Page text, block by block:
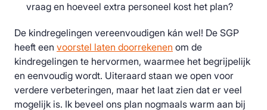
vraag en hoeveel extra personeel kost het plan?
De kindregelingen vereenvoudigen kán wel! De SGP
heeft een voorstel laten doorrekenen om de
kindregelingen te hervormen, waarmee het begrijpelijk
en eenvoudig wordt. Uiteraard staan we open voor
verdere verbeteringen, maar het laat zien dat er veel
mogelijk is. Ik beveel ons plan nogmaals warm aan bij